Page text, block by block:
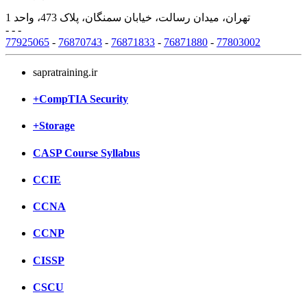
تهران، میدان رسالت، خیابان سمنگان، پلاک 473، واحد 1
- - -
77925065 - 76870743 - 76871833 - 76871880 - 77803002
sapratraining.ir
+CompTIA Security
+Storage
CASP Course Syllabus
CCIE
CCNA
CCNP
CISSP
CSCU